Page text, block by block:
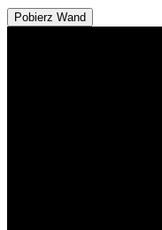
Pobierz Wand